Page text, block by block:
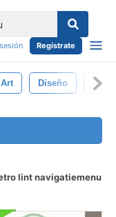
Regístrate
Art Diseño
lint navigatiemenu